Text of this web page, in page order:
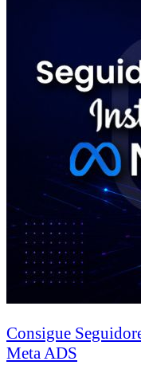
Consigue
Meta ADS